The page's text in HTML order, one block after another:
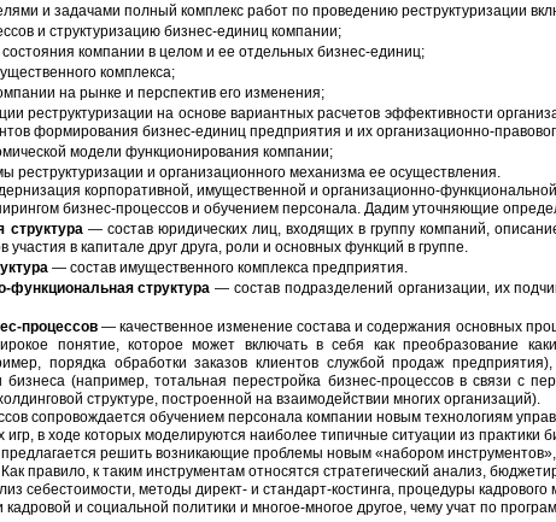
и задачами полный комплекс работ по проведению реструктуризации
и структуризацию бизнес-единиц компании;
компании в целом и ее отдельных бизнес-единиц;
комплекса;
на рынке и перспектив его изменения;
реструктуризации на основе вариантных расчетов эффективности
формирования бизнес-единиц предприятия и их организационно-
модели функционирования компании;
реструктуризации и организационного механизма ее осуществления.
корпоративной, имущественной и организационно-
бизнес-процессов и обучением персонала. Дадим уточняющие
структура— состав юридических лиц, входящих в группу компаний,
в капитале друг друга, роли и основных функций в группе.
— состав имущественного комплекса предприятия.
функциональная структура — состав подразделений организации, их
процессов— качественное изменение состава и содержания основных
понятие, которое может включать в себя как преобразование
порядка обработки заказов клиентов службой продаж
(например, тотальная перестройка бизнес-процессов в связи с
структуре, построенной на взаимодействии многих организаций).
сопровождается обучением персонала компании новым технологиям
в ходе которых моделируются наиболее типичные ситуации из практики
решить возникающие проблемы новым «набором
правило, к таким инструментам относятся стратегический анализ,
себестоимости, методы директ- и стандарт-костинга, процедуры кадрового
и социальной политики и многое-многое другое, чему учат по